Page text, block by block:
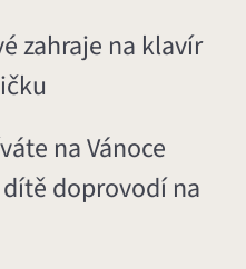
zahraje na klavír
na Vánoce
doprovodí na